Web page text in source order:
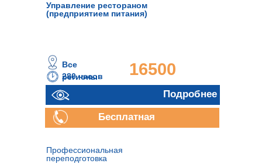
Управление рестораном
(предприятием питания)
280 часов
16500
руб.Подробнее
Бесплатная
Все
регионы
Профессиональная
переподготовка